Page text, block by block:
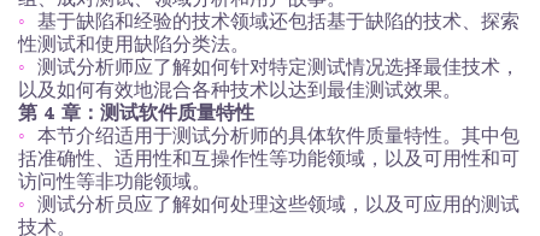
基于缺陷和经验的技术领域还包括基于缺陷的技术、探索
性测试和使用缺陷分类法。
测试分析师应了解如何针对特定测试情况选择最佳技术，
以及如何有效地混合各种技术以达到最佳测试效果。
第 4 章：测试软件质量特性
本节介绍适用于测试分析师的具体软件质量特性。其中包
括准确性、适用性和互操作性等功能领域，以及可用性和可
访问性等非功能领域。
测试分析员应了解如何处理这些领域，以及可应用的测试
技术。